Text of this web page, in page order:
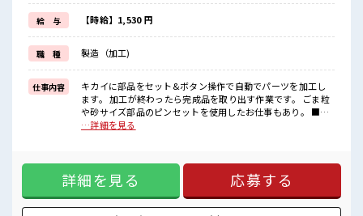
さらに！
高時給なのでしっかり稼げます！
「今はしっかり稼ぎたい」という方にもオススメ！
残業も多めにあるのでその分の上乗せには期待ができそう！
休憩室完備でランチや休憩も充実！
しっかり働ける環境が整っています！
ぜひチャレンジしてみませんか？
■職場の雰囲気
休憩室・ロッカー完備！
広くてキレイな社員食堂あり♪
キバツ過ぎはNGですが髪のカラーOK！
給 与 【時給】1,530 円
職 種 製造（加工)
仕事内容
キカイに部品をセット&ボタン操作で自動でパーツを加工し
ます。 加工が終わったら完成品を取り出す作業です。 ごま粒
や砂サイズ部品のピンセットを使用したお仕事もあり。 ■お
仕事PR ≪大手グループ企業での高時給ワーク≫ 【高時給×未
らでも安心してスタートできます☆ さらに！ 高時給なのでし
っかり稼げます！ 「今はしっかり稼ぎたい」という方にもオ
ススメ！ 残業も多めにあるのでその分の上乗せには期待がで
きそう！ 休憩室完備でランチや休憩も充実！ しっかり働ける
…詳細を見る
詳細を見る 応募する